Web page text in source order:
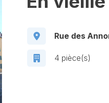
Rue des
4 pièce(s)